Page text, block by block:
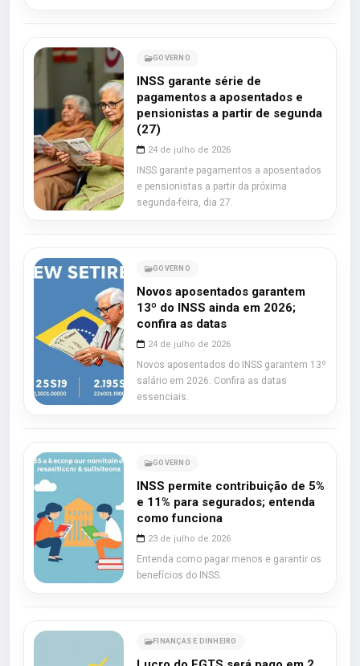
GOVERNO
INSS garante série de
pagamentos a aposentados e
pensionistas a partir de segunda
(27)
24 de julho de 2026
INSS garante pagamentos a aposentados
e pensionistas a partir da próxima
segunda-feira, dia 27.
GOVERNO
Novos aposentados garantem
13º do INSS ainda em 2026;
confira as datas
24 de julho de 2026
Novos aposentados do INSS garantem 13º
salário em 2026. Confira as datas
essenciais.
GOVERNO
INSS permite contribuição de 5%
e 11% para segurados; entenda
como funciona
23 de julho de 2026
Entenda como pagar menos e garantir os
benefícios do INSS.
FINANÇAS E DINHEIRO